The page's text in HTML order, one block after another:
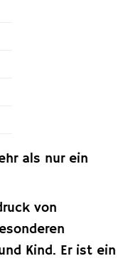
als nur ein
von
Kind. Er ist ein